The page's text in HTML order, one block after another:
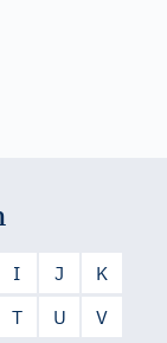
I J
K
T U
V